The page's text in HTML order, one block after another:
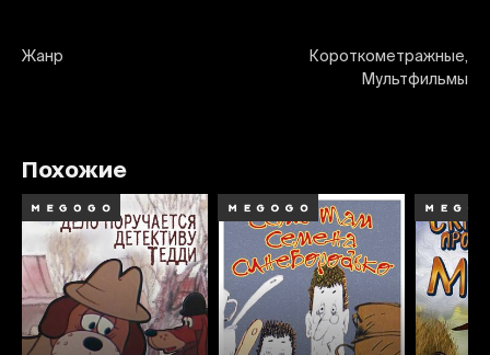
Жанр
Короткометражные,
Мультфильмы
Похожие